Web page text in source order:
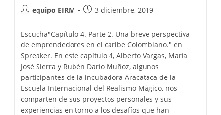
equipo EIRM 3 diciembre, 2019
Escucha"Capítulo 4. Parte 2. Una breve perspectiva
de emprendedores en el caribe Colombiano." en
Spreaker. En este capítulo 4, Alberto Vargas, María
José Sierra y Rubén Darío Muñoz, algunos
participantes de la incubadora Aracataca de la
Escuela Internacional del Realismo Mágico, nos
comparten de sus proyectos personales y sus
experiencias en torno a los desafíos que han